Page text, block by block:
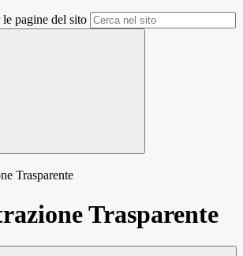
pagine del sito
Trasparente
Trasparente